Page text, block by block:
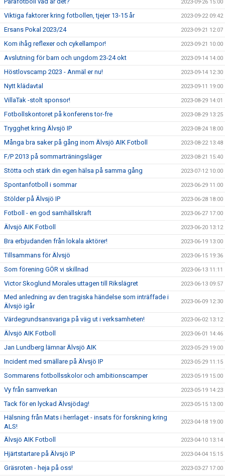
2023-09-26 15:00
Viktiga faktorer kring fotbollen, tjejer 13-15 år 2023-09-22 09:42
Ersans Pokal 2023/24 2023-09-21 12:07
Kom ihåg reflexer och cykellampor! 2023-09-21 10:00
Avslutning för barn och ungdom 23-24 okt 2023-09-14 14:00
Höstlovscamp 2023 - Anmäl er nu! 2023-09-14 12:30
Nytt klädavtal 2023-09-11 19:00
VillaTak -stolt sponsor! 2023-08-29 14:01
Fotbollskontoret på konferens tor-fre 2023-08-29 13:25
Trygghet kring Älvsjö IP 2023-08-24 18:00
Många bra saker på gång inom Älvsjö AIK Fotboll 2023-08-22 13:48
F/P 2013 på sommarträningsläger 2023-08-21 15:40
Stötta och stärk din egen hälsa på samma gång 2023-07-12 10:00
Spontanfotboll i sommar 2023-06-29 11:00
Stölder på Älvsjö IP 2023-06-28 18:00
Fotboll - en god samhällskraft 2023-06-27 17:00
Älvsjö AIK Fotboll 2023-06-20 13:12
Bra erbjudanden från lokala aktörer! 2023-06-19 13:00
Tillsammans för Älvsjö 2023-06-15 19:36
Som förening GÖR vi skillnad 2023-06-13 11:11
Victor Skoglund Morales uttagen till Rikslägret 2023-06-13 09:57
Med anledning av den tragiska händelse som inträffade i
Älvsjö igår
2023-06-09 12:30
Värdegrundsansvariga på väg ut i verksamheten! 2023-06-02 13:12
Älvsjö AIK Fotboll 2023-06-01 14:46
Jan Lundberg lämnar Älvsjö AIK 2023-05-29 19:00
Incident med smällare på Älvsjö IP 2023-05-29 11:15
Sommarens fotbollsskolor och ambitionscamper 2023-05-19 15:00
Vy från samverkan 2023-05-19 14:23
Tack för en lyckad Älvsjödag! 2023-05-15 13:00
Hälsning från Mats i herrlaget - insats för forskning kring
ALS!
2023-04-18 19:00
Älvsjö AIK Fotboll 2023-04-10 13:14
Hjärtstartare på Älvsjö IP 2023-04-04 15:15
Gräsroten - heja på oss! 2023-03-27 17:00